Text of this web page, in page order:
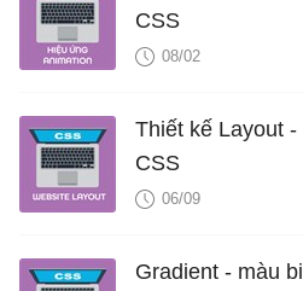
CSS
08/02
Thiết kế Layout
CSS
06/09
Gradient - màu